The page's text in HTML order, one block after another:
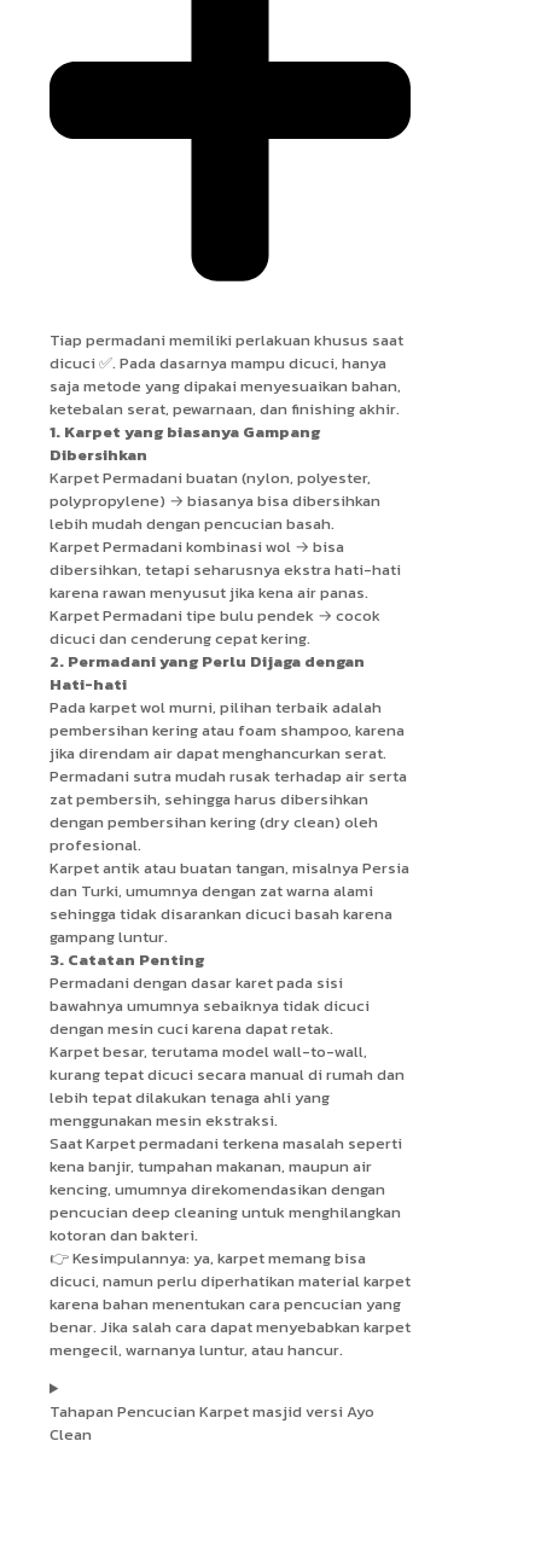
Tiap permadani memiliki perlakuan khusus saat
dicuci ✅. Pada dasarnya mampu dicuci, hanya
saja metode yang dipakai menyesuaikan bahan,
ketebalan serat, pewarnaan, dan finishing akhir.
1. Karpet yang biasanya Gampang
Dibersihkan
Karpet Permadani buatan (nylon, polyester,
polypropylene) → biasanya bisa dibersihkan
lebih mudah dengan pencucian basah.
Karpet Permadani kombinasi wol → bisa
dibersihkan, tetapi seharusnya ekstra hati-hati
karena rawan menyusut jika kena air panas.
Karpet Permadani tipe bulu pendek → cocok
dicuci dan cenderung cepat kering.
2. Permadani yang Perlu Dijaga dengan
Hati-hati
Pada karpet wol murni, pilihan terbaik adalah
pembersihan kering atau foam shampoo, karena
jika direndam air dapat menghancurkan serat.
Permadani sutra mudah rusak terhadap air serta
zat pembersih, sehingga harus dibersihkan
dengan pembersihan kering (dry clean) oleh
profesional.
Karpet antik atau buatan tangan, misalnya Persia
dan Turki, umumnya dengan zat warna alami
sehingga tidak disarankan dicuci basah karena
gampang luntur.
3. Catatan Penting
Permadani dengan dasar karet pada sisi
bawahnya umumnya sebaiknya tidak dicuci
dengan mesin cuci karena dapat retak.
Karpet besar, terutama model wall-to-wall,
kurang tepat dicuci secara manual di rumah dan
lebih tepat dilakukan tenaga ahli yang
menggunakan mesin ekstraksi.
Saat Karpet permadani terkena masalah seperti
kena banjir, tumpahan makanan, maupun air
kencing, umumnya direkomendasikan dengan
pencucian deep cleaning untuk menghilangkan
kotoran dan bakteri.
👉 Kesimpulannya: ya, karpet memang bisa
dicuci, namun perlu diperhatikan material karpet
karena bahan menentukan cara pencucian yang
benar. Jika salah cara dapat menyebabkan karpet
mengecil, warnanya luntur, atau hancur.
Tahapan Pencucian Karpet masjid versi Ayo
Clean